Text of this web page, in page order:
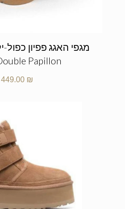
מגפי האגג פפיון כפול-
Papillon
449.00 ₪